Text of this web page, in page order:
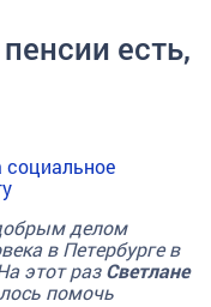
есть,
социальное
делом
в Петербурге в
этот разСветлане
помочь